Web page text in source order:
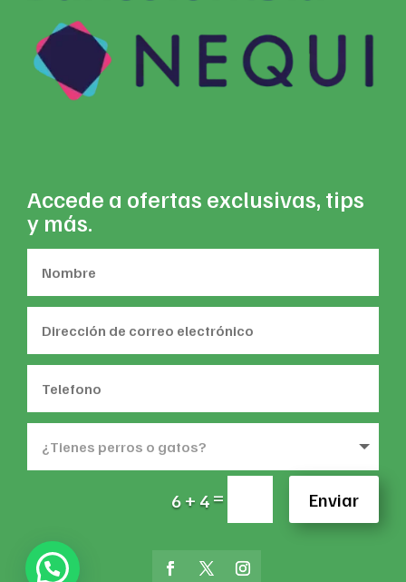
Accede a ofertas exclusivas, tips
y más.
6 + 4= Enviar